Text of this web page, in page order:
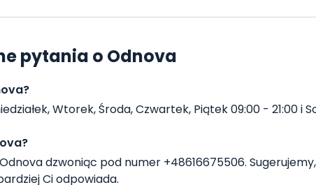
pytania o Odnova
Wtorek, Środa, Czwartek, Piątek 09:00 - 21:00 i
dzwoniąc pod numer +48616675506.
Ci odpowiada.